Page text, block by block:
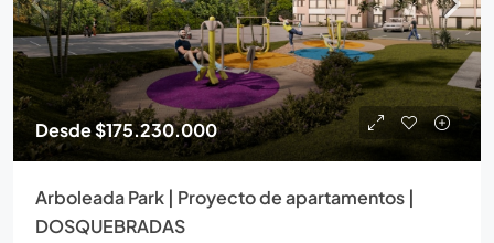
Desde$175.230.000
Arboleada Park | Proyecto de apartamentos |
DOSQUEBRADAS